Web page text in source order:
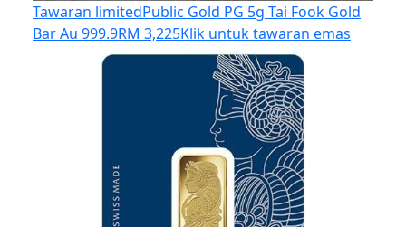
Tawaran limitedPublic Gold PG 5g Tai Fook Gold
Bar Au 999.9RM 3,225Klik untuk tawaran emas